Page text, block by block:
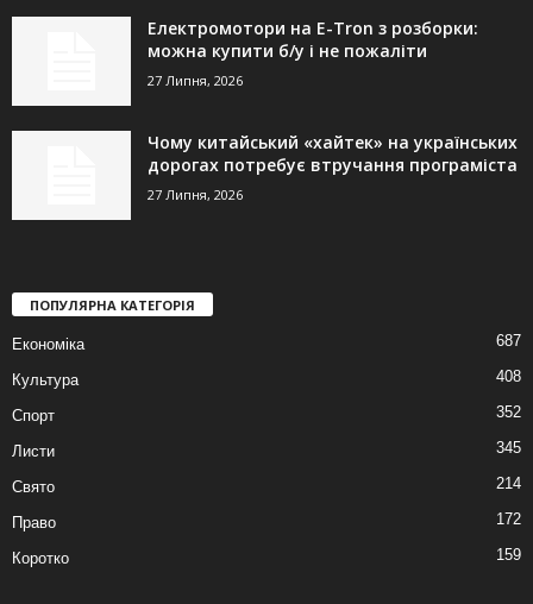
Електромотори на E-Tron з розборки:
можна купити б/у і не пожаліти
27 Липня, 2026
Чому китайський «хайтек» на українських
дорогах потребує втручання програміста
27 Липня, 2026
ПОПУЛЯРНА КАТЕГОРІЯ
Економіка 687
Культура 408
Спорт 352
Листи 345
Свято 214
Право 172
Коротко 159